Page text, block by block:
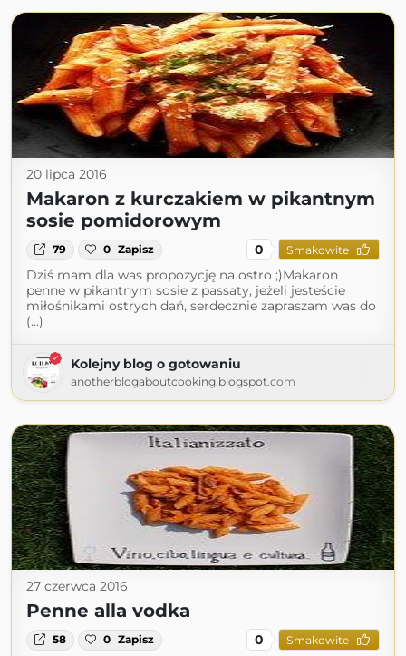
20 lipca 2016
Makaron z kurczakiem w pikantnym
sosie pomidorowym
79 0 Zapisz 0 Smakowite
Dziś mam dla was propozycję na ostro ;)Makaron
penne w pikantnym sosie z passaty, jeżeli jesteście
miłośnikami ostrych dań, serdecznie zapraszam was do
(...)
Kolejny blog o gotowaniu
anotherblogaboutcooking.blogspot.com
27 czerwca 2016
Penne alla vodka
58 0 Zapisz 0 Smakowite